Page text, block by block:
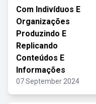
Com Indivíduos E
Organizações
Produzindo E
Replicando
Conteúdos E
Informações
07 September 2024